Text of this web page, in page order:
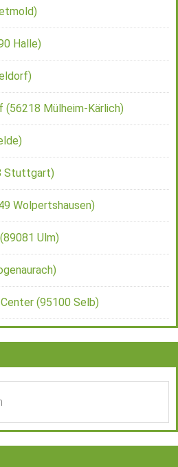
Halle)
(56218 Mülheim-Kärlich)
Stuttgart)
Wolpertshausen)
Ulm)
(95100 Selb)